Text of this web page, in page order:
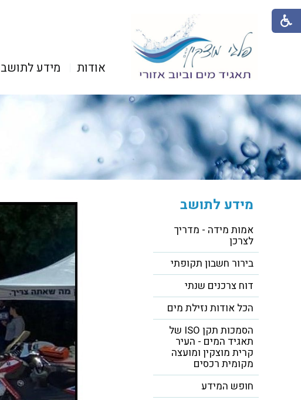
אודות
מידע לתושב
מידע לתושב
אמות מידה - מדריך
לצרכן
בירור חשבון תקופתי
דוח צרכנים שנתי
הכל אודות נזילת מים
הסמכות תקן ISO של
תאגיד המים - העיר
קרית מוצקין ומועצה
מקומית רכסים
חופש המידע